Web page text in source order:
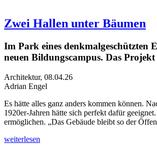
Zwei Hallen unter Bäumen
Im Park eines denkmalgeschützten
neuen Bildungscampus. Das
Architektur, 08.04.26
Adrian Engel
Es hätte alles ganz anders kommen können.
1920er-Jahren hätte sich perfekt dafür
ermöglichen. „Das Gebäude bleibt so der
weiterlesen